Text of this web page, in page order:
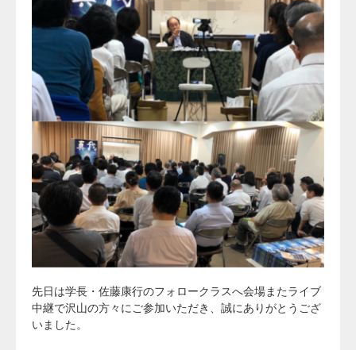
先日は学長・佐藤康行のフォロークラスへ会場またライブ
中継で沢山の方々にご参加いただき、誠にありがとうござ
いました。